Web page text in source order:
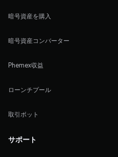
暗号資産を購入
暗号資産コンバーター
Phemex収益
ローンチプール
取引ボット
サポート